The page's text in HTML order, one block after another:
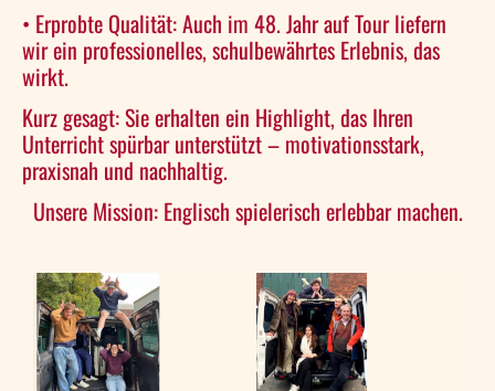
• Erprobte Qualität: Auch im 48. Jahr auf Tour liefern
wir ein professionelles, schulbewährtes Erlebnis, das
wirkt.
Kurz gesagt: Sie erhalten ein Highlight, das Ihren
Unterricht spürbar unterstützt – motivationsstark,
praxisnah und nachhaltig.
Unsere Mission: Englisch spielerisch erlebbar machen.